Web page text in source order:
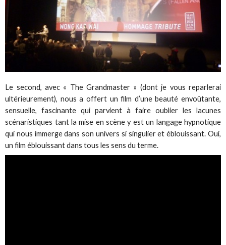
Le second, avec « The Grandmaster » (dont je vous reparlerai
ultérieurement), nous a offert un film d’une beauté envoûtante,
sensuelle, fascinante qui parvient à faire oublier les lacunes
scénaristiques tant la mise en scène y est un langage hypnotique
qui nous immerge dans son univers si singulier et éblouissant. Oui,
un film éblouissant dans tous les sens du terme.